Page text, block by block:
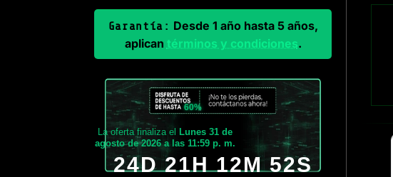
Garantía: Desde 1 año hasta 5 años,
aplican términos y condiciones.
60%
La oferta finaliza el Lunes 31 de
agosto de 2026 a las 11:59 p. m.
24D 21H 12M 51S